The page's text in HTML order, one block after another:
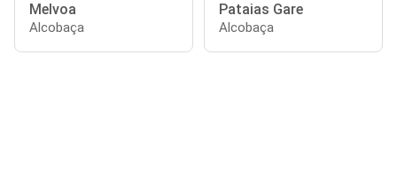
Melvoa
Alcobaça
Pataias Gare
Alcobaça